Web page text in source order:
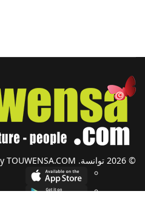
© 2026 توانسة. Designed By TOUWENSA.COM